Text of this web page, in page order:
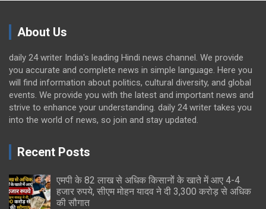
About Us
daily 24 writer India's leading Hindi news channel. We provide
you accurate and complete news in simple language. Here you
will find information about politics, cultural diversity, and global
events. We provide you with the latest and important news and
strive to enhance your understanding. daily 24 writer takes you
into the world of news, so join and stay updated.
Recent Posts
एमपी के 82 लाख से अधिक किसानों के खाते में आए 4-4
हजार रुपये, सीएम मोहन यादव ने दी 3,300 करोड़ से अधिक
की सौगात